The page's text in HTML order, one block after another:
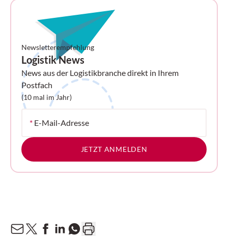
Newsletterempfehlung
Logistik News
News aus der Logistikbranche direkt in Ihrem
Postfach
(10 mal im Jahr)
* E-Mail-Adresse
JETZT ANMELDEN